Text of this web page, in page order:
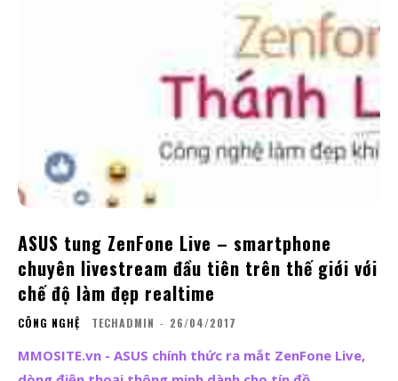
ASUS tung ZenFone Live – smartphone
chuyên livestream đầu tiên trên thế giới với
chế độ làm đẹp realtime
CÔNG NGHỆ TECHADMIN - 26/04/2017
MMOSITE.vn - ASUS chính thức ra mắt ZenFone Live,